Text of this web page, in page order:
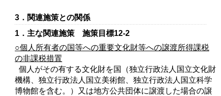
3．関連施策との関係
1．主な関連施策 施策目標12‐2
○個人所有者の国等への重要文化財等への譲渡所得課税
の非課税措置
個人がその有する文化財を国（独立行政法人国立文化財
機構、独立行政法人国立美術館、独立行政法人国立科学
博物館を含む。）又は地方公共団体に譲渡した場合の譲